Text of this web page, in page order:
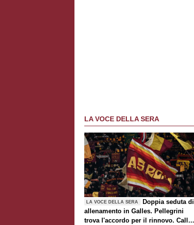
LA VOCE DELLA SERA
LA VOCE DELLA SERA
Doppia seduta di
allenamento in Galles. Pellegrini
trova l'accordo per il rinnovo. Call